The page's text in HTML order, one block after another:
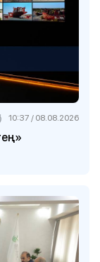
10:37 / 08.08.2026